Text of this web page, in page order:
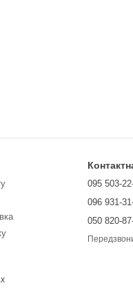
095 503-
096 931-
050 820-